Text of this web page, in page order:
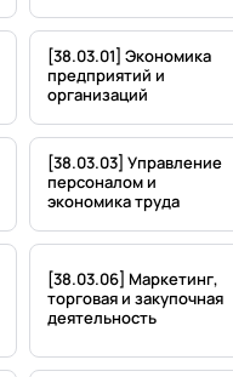
[38.03.01] Экономика
предприятий и
организаций
[38.03.03] Управление
персоналом и
экономика труда
[38.03.06] Маркетинг,
торговая и закупочная
деятельность